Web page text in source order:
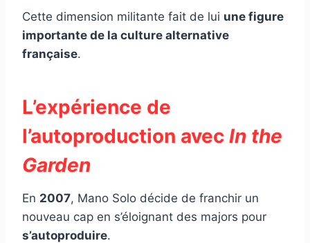
Cette dimension militante fait de lui une figure
importante de la culture alternative
française.
L’expérience de
l’autoproduction avec In the
Garden
En 2007, Mano Solo décide de franchir un
nouveau cap en s’éloignant des majors pour
s’autoproduire.